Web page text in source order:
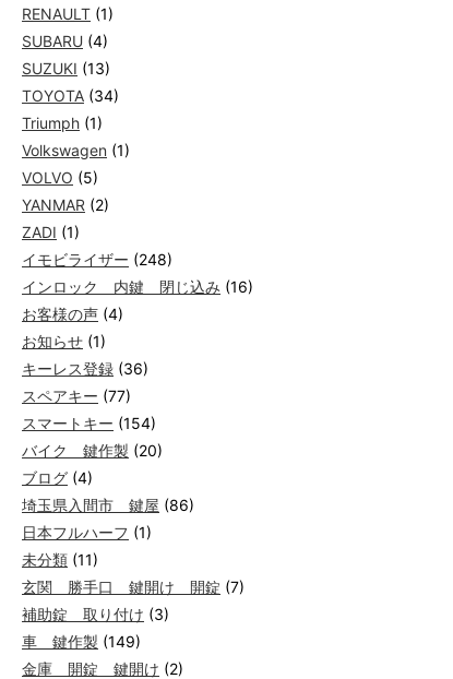
RENAULT (1)
SUBARU (4)
SUZUKI (13)
TOYOTA (34)
Triumph (1)
Volkswagen (1)
VOLVO (5)
YANMAR (2)
ZADI (1)
イモビライザー (248)
インロック 内鍵 閉じ込み (16)
お客様の声 (4)
お知らせ (1)
キーレス登録 (36)
スペアキー (77)
スマートキー (154)
バイク 鍵作製 (20)
ブログ (4)
埼玉県入間市 鍵屋 (86)
日本フルハーフ (1)
未分類 (11)
玄関 勝手口 鍵開け 開錠 (7)
補助錠 取り付け (3)
車 鍵作製 (149)
金庫 開錠 鍵開け (2)